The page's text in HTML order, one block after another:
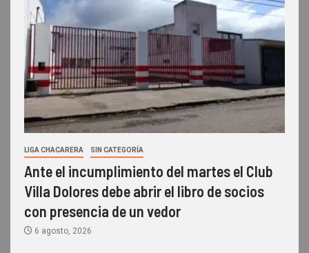
LIGA CHACARERA SIN CATEGORÍA
Ante el incumplimiento del martes el Club
Villa Dolores debe abrir el libro de socios
con presencia de un vedor
6 agosto, 2026